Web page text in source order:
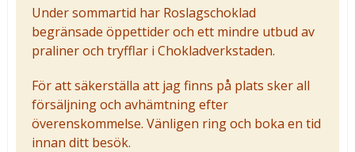
Under sommartid har Roslagschoklad
begränsade öppettider och ett mindre utbud av
praliner och tryfflar i Chokladverkstaden.
För att säkerställa att jag finns på plats sker all
försäljning och avhämtning efter
överenskommelse. Vänligen ring och boka en tid
innan ditt besök.